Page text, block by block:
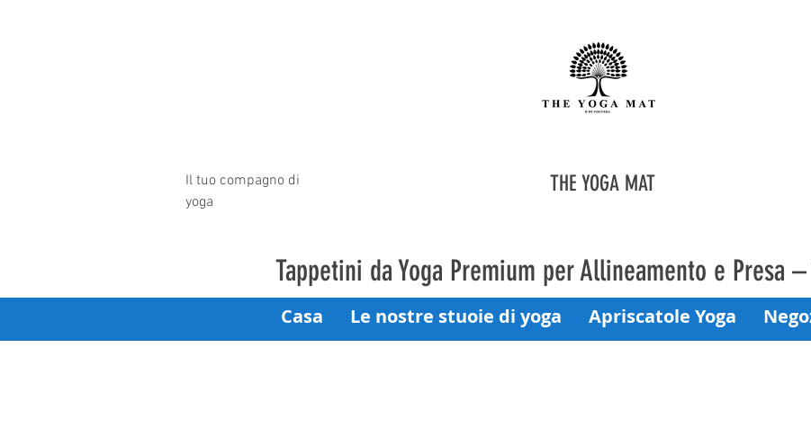
Il tuo compagno di
yoga
THE YOGA MAT
Tappetini da Yoga Premium per Allineamento e Presa –
Casa Le nostre stuoie di yoga Apriscatole Yoga